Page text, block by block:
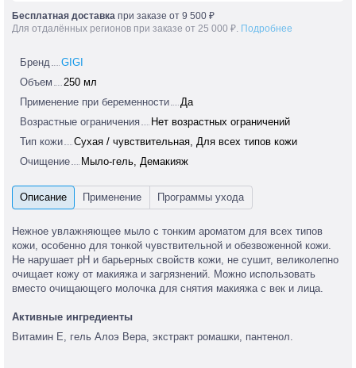
Бесплатная доставка при заказе от 9 500 ₽
Для отдалённых регионов при заказе от 25 000 ₽. Подробнее
Бренд
GIGI
Объем
250 мл
Применение при беременности
Да
Возрастные ограничения
Нет возрастных ограничений
Тип кожи
Сухая / чувствительная, Для всех типов кожи
Очищение
Мыло-гель, Демакияж
Нежное увлажняющее мыло с тонким ароматом для всех типов
кожи, особенно для тонкой чувствительной и обезвоженной кожи.
Не нарушает pH и барьерных свойств кожи, не сушит, великолепно
очищает кожу от макияжа и загрязнений. Можно использовать
вместо очищающего молочка для снятия макияжа с век и лица.
Активные ингредиенты
Витамин Е, гель Алоэ Вера, экстракт ромашки, пантенол.